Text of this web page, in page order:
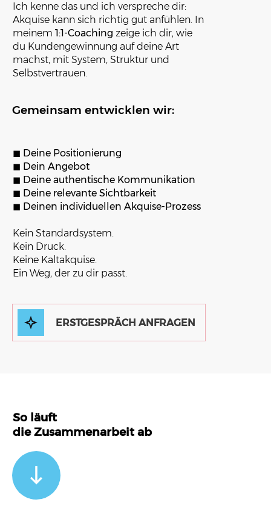
Ich kenne das und ich verspreche dir:
Akquise kann sich richtig gut anfühlen. In
meinem 1:1-Coaching zeige ich dir, wie
du Kundengewinnung auf deine Art
machst, mit System, Struktur und
Selbstvertrauen.
Gemeinsam entwicklen wir:
◼︎ Deine Positionierung
◼︎ Dein Angebot
◼︎ Deine authentische Kommunikation
◼︎ Deine relevante Sichtbarkeit
◼︎ Deinen individuellen Akquise-Prozess
Kein Standardsystem.
Kein Druck.
Keine Kaltakquise.
Ein Weg, der zu dir passt.
ERSTGESPRÄCH ANFRAGEN
So läuft
die Zusammenarbeit ab